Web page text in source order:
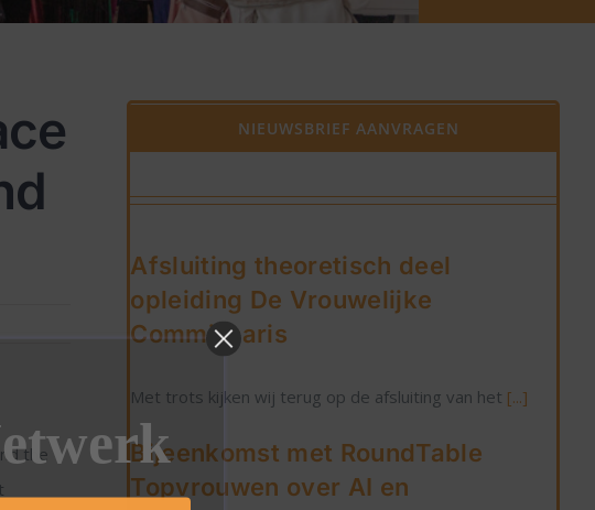
the
NIEUWSBRIEF AANVRAGEN
Afsluiting theoretisch deel
opleiding De Vrouwelijke
Commissaris
Met trots kijken wij terug op de afsluiting van het [...]
Bijeenkomst met RoundTable
Topvrouwen over AI en